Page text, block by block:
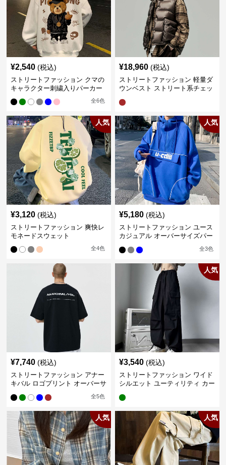
¥2,540 (税込)
ストリートファッション クマの
キャラクター刺繍入りパーカー
全6色
¥18,960 (税込)
ストリートファッション 軽量ダ
ウンベスト ストリート系チェッ
人気
¥3,120 (税込)
ストリートファッション 爽快レ
モネードスウェット
全4色
人気
¥5,180 (税込)
ストリートファッション ユース
カジュアル オーバーサイズパー
全3色
¥7,740 (税込)
ストリートファッション アナー
キバル ロゴプリント オーバーサ
全5色
人気
¥3,540 (税込)
ストリートファッション ワイド
シルエット ユーティリティ カー
人気 人気